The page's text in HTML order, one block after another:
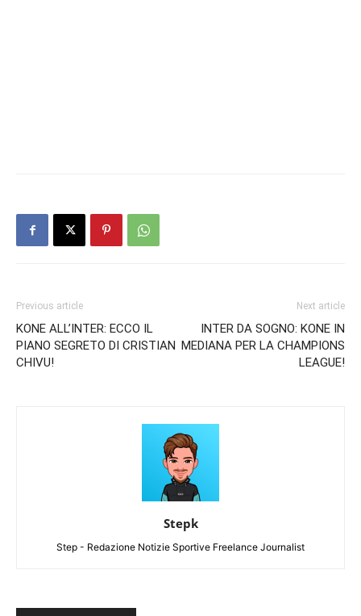
Previous article
KONE ALL’INTER: ECCO IL
PIANO SEGRETO DI CRISTIAN
CHIVU!
Next article
INTER DA SOGNO: KONE IN
MEDIANA PER LA CHAMPIONS
LEAGUE!
Stepk
Step - Redazione Notizie Sportive Freelance Journalist